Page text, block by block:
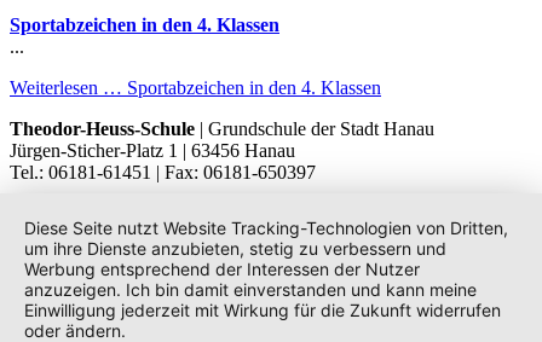
Sportabzeichen in den 4. Klassen
...
Weiterlesen … Sportabzeichen in den 4. Klassen
Theodor-Heuss-Schule | Grundschule der Stadt Hanau
Jürgen-Sticher-Platz 1 | 63456 Hanau
Tel.: 06181-61451 | Fax: 06181-650397
Diese Seite nutzt Website Tracking-Technologien von Dritten,
um ihre Dienste anzubieten, stetig zu verbessern und
Werbung entsprechend der Interessen der Nutzer
anzuzeigen. Ich bin damit einverstanden und kann meine
Einwilligung jederzeit mit Wirkung für die Zukunft widerrufen
oder ändern.